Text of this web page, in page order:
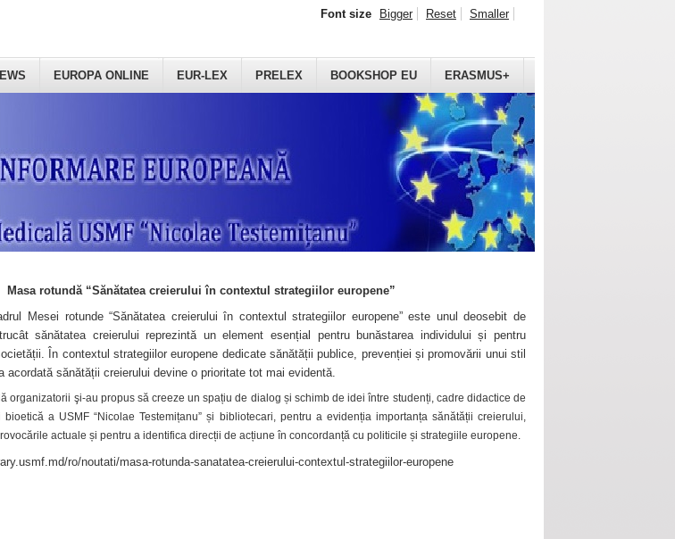
EUROPA ONLINE EUR-LEX PRELEX BOOKSHOP EU ERASMUS+
Font size Bigger Reset Smaller
Masa rotundă “Sănătatea creierului în contextul strategiilor europene”
Mesei rotunde “Sănătatea creierului în contextul strategiilor europene” este unul deosebit de
sănătatea creierului reprezintă un element esențial pentru bunăstarea individului și pentru
În contextul strategiilor europene dedicate sănătății publice, prevenției și promovării unui stil
acordată sănătății creierului devine o prioritate tot mai evidentă.
organizatorii şi-au propus să creeze un spațiu de dialog și schimb de idei între studenți, cadre didactice de
a USMF “Nicolae Testemițanu” și bibliotecari, pentru a evidenția importanța sănătății creierului,
actuale și pentru a identifica direcții de acțiune în concordanță cu politicile și strategiile europene.
ro/noutati/masa-rotunda-sanatatea-creierului-contextul-strategiilor-europene